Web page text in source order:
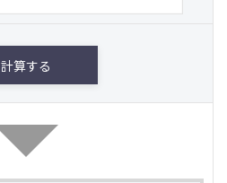
計算する